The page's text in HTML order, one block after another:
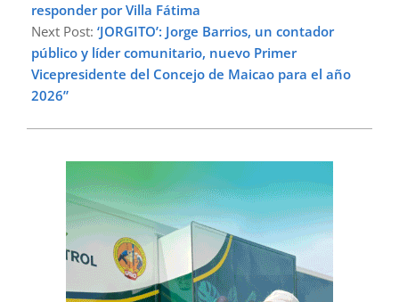
responder por Villa Fátima
Next Post: ‘JORGITO’: Jorge Barrios, un contador
público y líder comunitario, nuevo Primer
Vicepresidente del Concejo de Maicao para el año
2026”